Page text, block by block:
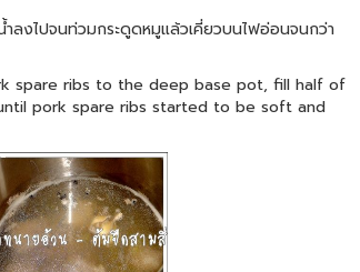
ลงไปจนท่วมกระดูดหมูแล้วเคี่ยวบนไฟอ่อนจนกว่า
spare ribs to the deep base pot, fill half of
pork spare ribs started to be soft and